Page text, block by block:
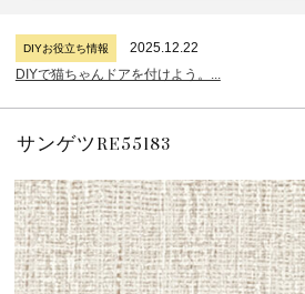
DIYお役立ち情報
2024.7.11
サンゲツリザーブの壁紙について...
DIYお役立ち情報
2025.12.22
DIYで猫ちゃんドアを付けよう。...
DIYお役立ち情報
2024.7.11
サンゲツリザーブの壁紙について...
サンゲツRE55183